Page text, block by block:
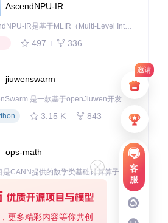
邀请
客
服
更多精彩内容等你共创
AscendNPU-IR
AscendNPU-IR是基于MLIR（Multi-Level Intermediate Representation）构建的，面向昇腾亲和算子编译时使用的中间表示，提供昇腾完备表达能力，通过编译优化提升昇腾AI处理器计算效率，支持通过生态框架使能昇腾AI处理器与深度调优
497 336
jiuwenswarm
JiuwenSwarm 是一款基于openJiuwen开发的智能AI Agent，它能够将大语言模型的强大能力，通过你日常使用的各类通讯应用，直接延伸至你的指尖。
3.15 K 843
ops-math